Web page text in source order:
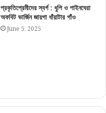
প্রকৃতিপ্রেমীদের স্বর্গ : ধুপি ও পাইনঘেরা
অফবিট ভার্জিন জায়গা ধাঁয়াটার গাঁও
June 5, 2025